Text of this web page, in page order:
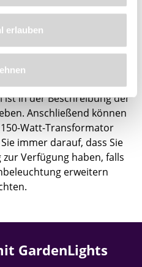
erlauben wählen
gewählten Beleuchtung
Transformators. Addieren
der Lampen und der
ist in der Beschreibung der
Anschließend können
Watt-Transformator
immer darauf, dass Sie
Verfügung haben, falls
erweitern
GardenLights